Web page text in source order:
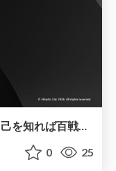
FinOpsアンチパターン―彼を知り己を知れば百戦危うからず
0 25